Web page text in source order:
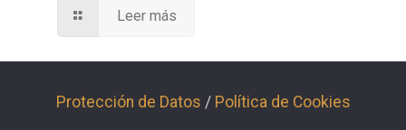
Leer más
Protección de Datos / Política de Cookies